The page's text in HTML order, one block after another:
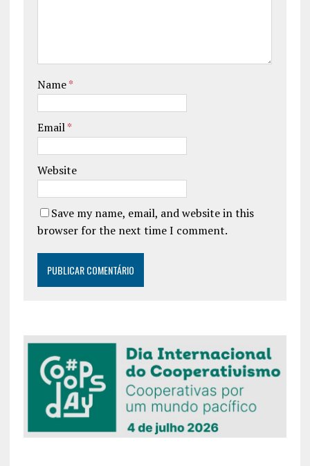
Name*
Email*
Website
Save my name, email, and website in this
browser for the next time I comment.